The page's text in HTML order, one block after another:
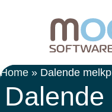
Home » Dalende